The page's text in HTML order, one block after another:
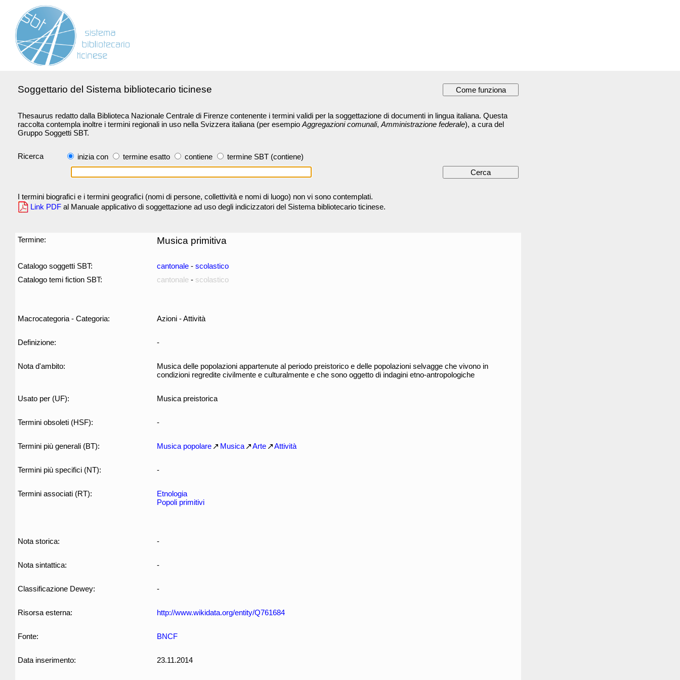
Soggettario del Sistema bibliotecario ticinese
Thesaurus redatto dalla Biblioteca Nazionale Centrale di Firenze contenente i termini validi per la soggettazione di documenti in lingua italiana. Questa
raccolta contempla inoltre i termini regionali in uso nella Svizzera italiana (per esempio Aggregazioni comunali, Amministrazione federale), a cura del
Gruppo Soggetti SBT.
Ricerca inizia con termine esatto contiene termine SBT (contiene)
I termini biografici e i termini geografici (nomi di persone, collettività e nomi di luogo) non vi sono contemplati.
Link PDF al Manuale applicativo di soggettazione ad uso degli indicizzatori del Sistema bibliotecario ticinese.
Termine: Musica primitiva
Catalogo soggetti SBT: cantonale - scolastico
Catalogo temi fiction SBT:
cantonale - scolastico
Macrocategoria - Categoria: Azioni - Attività
Definizione: -
Nota d'ambito:
Musica delle popolazioni appartenute al periodo preistorico e delle popolazioni selvagge che vivono in
condizioni regredite civilmente e culturalmente e che sono oggetto di indagini etno-antropologiche
Usato per (UF): Musica preistorica
Termini obsoleti (HSF): -
Termini più generali (BT): Musica popolare Musica Arte Attività
Termini più specifici (NT): -
Termini associati (RT):
Etnologia
Popoli primitivi
Nota storica: -
Nota sintattica: -
Classificazione Dewey: -
Risorsa esterna: http://www.wikidata.org/entity/Q761684
Fonte: BNCF
Data inserimento: 23.11.2014